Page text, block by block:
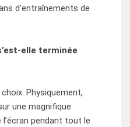
d’entraînements de
elle terminée
choix. Physiquement,
une magnifique
pendant tout le